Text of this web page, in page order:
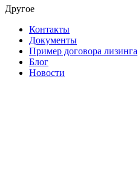
Другое
Контакты
Документы
Пример договора лизинга
Блог
Новости